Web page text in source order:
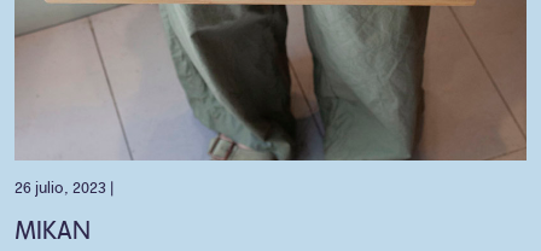
26 julio, 2023 |
MIKAN